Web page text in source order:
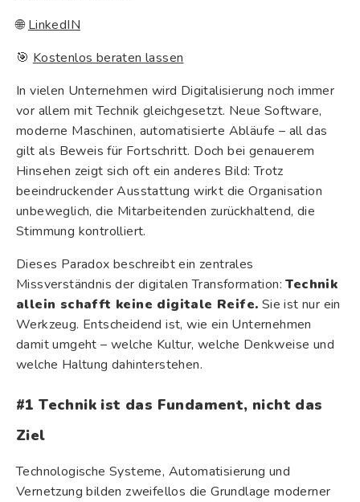
🌐LinkedIN
🎯Kostenlos beraten lassen
In vielen Unternehmen wird Digitalisierung noch immer
vor allem mit Technik gleichgesetzt. Neue Software,
moderne Maschinen, automatisierte Abläufe – all das
gilt als Beweis für Fortschritt. Doch bei genauerem
Hinsehen zeigt sich oft ein anderes Bild: Trotz
beeindruckender Ausstattung wirkt die Organisation
unbeweglich, die Mitarbeitenden zurückhaltend, die
Stimmung kontrolliert.
Dieses Paradox beschreibt ein zentrales
Missverständnis der digitalen Transformation:Technik
allein schafft keine digitale Reife. Sie ist nur ein
Werkzeug. Entscheidend ist, wie ein Unternehmen
damit umgeht – welche Kultur, welche Denkweise und
welche Haltung dahinterstehen.
#1 Technik ist das Fundament, nicht das
Ziel
Technologische Systeme, Automatisierung und
Vernetzung bilden zweifellos die Grundlage moderner